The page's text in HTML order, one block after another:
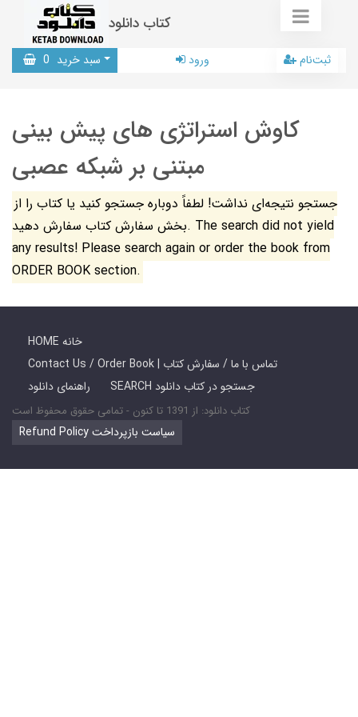
کتاب دانلود
سبد خرید 0 ورود ثبت‌نام
کاوش استراتژی های پیش بینی
مبتنی بر شبکه عصبی
جستجو نتیجه‌ای نداشت! لطفاً دوباره جستجو کنید یا کتاب را از
بخش سفارش کتاب سفارش دهید. The search did not yield
any results! Please search again or order the book from
ORDER BOOK section.
HOME خانه
Contact Us / Order Book | تماس با ما / سفارش کتاب
راهنمای دانلود
SEARCH جستجو در کتاب دانلود
کتاب دانلود: از 1391 تا کنون - تمامی حقوق محفوظ است
Refund Policy سیاست بازپرداخت